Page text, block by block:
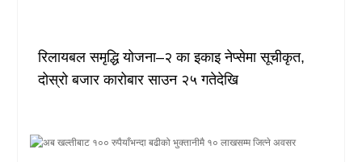
रिलायबल समृद्धि योजना–२ का इकाइ नेप्सेमा सूचीकृत,
दोस्रो बजार कारोबार साउन २५ गतेदेखि